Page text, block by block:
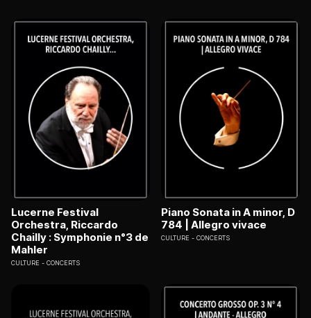
Lucerne Festival
Orchestra, Riccardo
Chailly : Symphonie n°3 de
Mahler
CULTURE CONCERTS
Piano Sonata in A minor, D
784 | Allegro vivace
CULTURE CONCERTS